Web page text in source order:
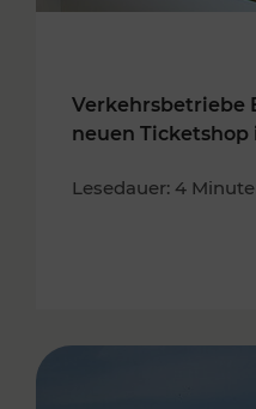
Verkehrsbetriebe
neuen
Lesedauer: 4